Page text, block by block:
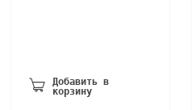
Добавить в
корзину